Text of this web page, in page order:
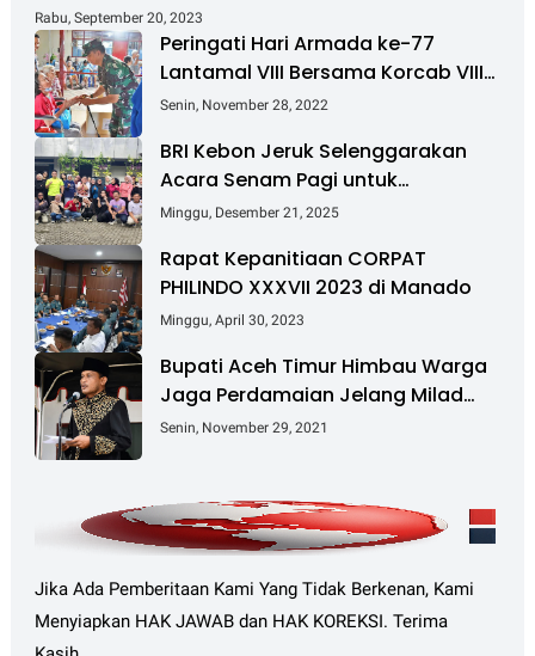
Rabu, September 20, 2023
Peringati Hari Armada ke-77
Lantamal VIII Bersama Korcab VIII
DJA II Laksanakan Bakti Sosial
Senin, November 28, 2022
BRI Kebon Jeruk Selenggarakan
Acara Senam Pagi untuk
Tingkatkan Kesehatan dan
Minggu, Desember 21, 2025
Rapat Kepanitiaan CORPAT
PHILINDO XXXVII 2023 di Manado
Minggu, April 30, 2023
Bupati Aceh Timur Himbau Warga
Jaga Perdamaian Jelang Milad
GAM Ke-45
Senin, November 29, 2021
Jika Ada Pemberitaan Kami Yang Tidak Berkenan, Kami
Menyiapkan HAK JAWAB dan HAK KOREKSI. Terima